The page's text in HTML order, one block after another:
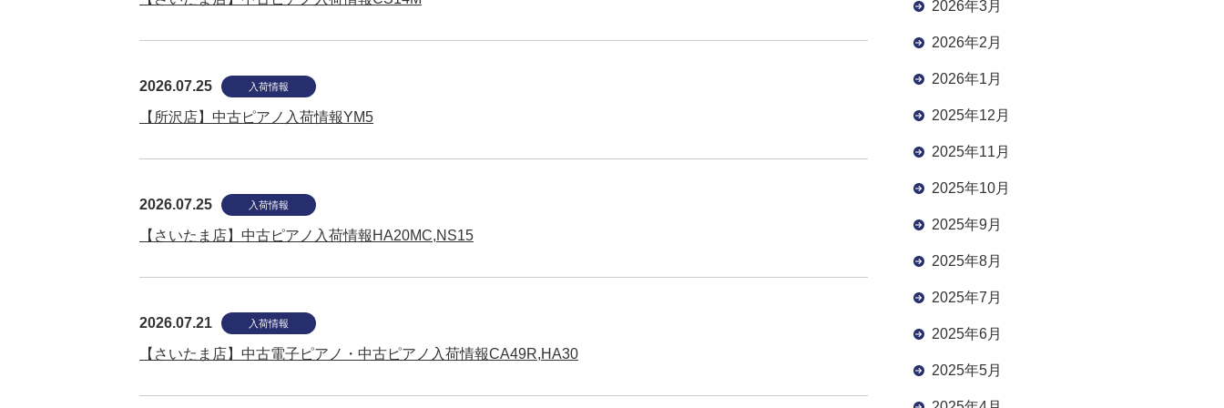
2026.07.25 入荷情報
【所沢店】中古ピアノ入荷情報YM5
2026.07.25 入荷情報
【さいたま店】中古ピアノ入荷情報HA20MC,NS15
2026.07.21 入荷情報
【さいたま店】中古電子ピアノ・中古ピアノ入荷情報CA49R,HA30
2026年3月
2026年2月
2026年1月
2025年12月
2025年11月
2025年10月
2025年9月
2025年8月
2025年7月
2025年6月
2025年5月